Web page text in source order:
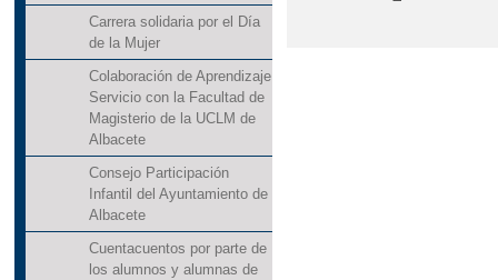
Carrera solidaria por el Día
de la Mujer
Colaboración de Aprendizaje
Servicio con la Facultad de
Magisterio de la UCLM de
Albacete
Consejo Participación
Infantil del Ayuntamiento de
Albacete
Cuentacuentos por parte de
los alumnos y alumnas de